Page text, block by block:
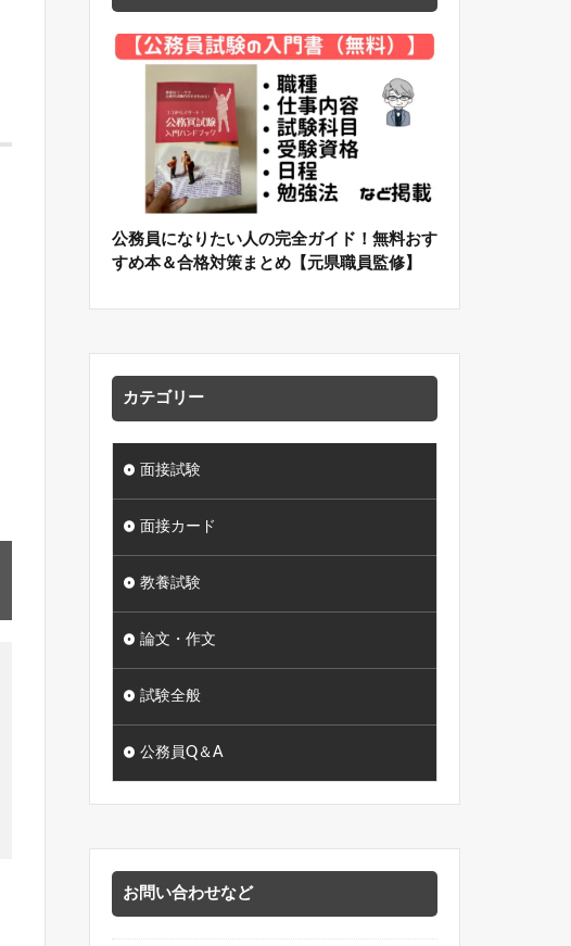
公務員になりたい人の完全ガイド！無料おす
すめ本＆合格対策まとめ【元県職員監修】
カテゴリー
面接試験
面接カード
教養試験
論文・作文
試験全般
公務員Q＆A
お問い合わせなど